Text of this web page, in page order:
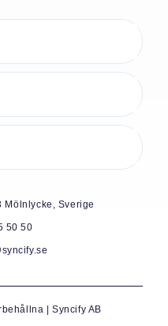
Mölnlycke, Sverige
50 50
| Syncify AB